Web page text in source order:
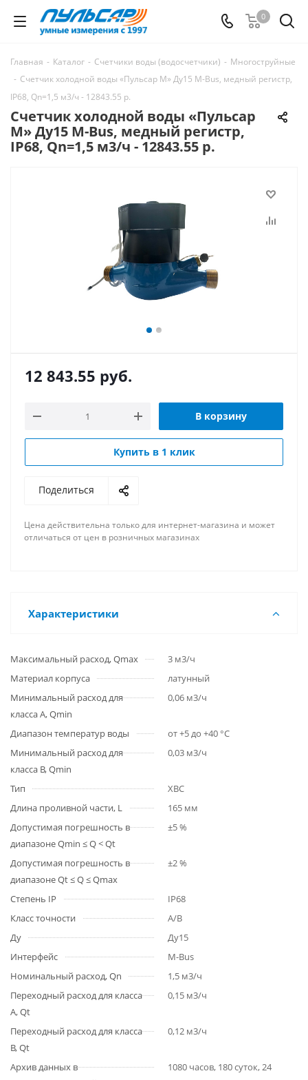
0
Главная - Каталог - Счетчики воды (водосчетчики) - Многоструйные
- Счетчик холодной воды «Пульсар М» Ду15 M-Bus, медный регистр,
IP68, Qn=1,5 м3/ч - 12843.55 р.
Счетчик холодной воды «Пульсар
М» Ду15 M-Bus, медный регистр,
IP68, Qn=1,5 м3/ч - 12843.55 р.
12 843.55 руб.
В корзину
Купить в 1 клик
Поделиться
Цена действительна только для интернет-магазина и может
отличаться от цен в розничных магазинах
Характеристики
Максимальный расход, Qmax
3 м3/ч
Материал корпуса
латунный
Минимальный расход для
класса A, Qmin
0,06 м3/ч
Диапазон температур воды
от +5 до +40 °С
Минимальный расход для
класса B, Qmin
0,03 м3/ч
Тип
ХВС
Длина проливной части, L
165 мм
Допустимая погрешность в
диапазоне Qmin ≤ Q < Qt
±5 %
Допустимая погрешность в
диапазоне Qt ≤ Q ≤ Qmax
±2 %
Степень IP
IP68
Класс точности
A/B
Ду
Ду15
Интерфейс
M-Bus
Номинальный расход, Qn
1,5 м3/ч
Переходный расход для класса
A, Qt
0,15 м3/ч
Переходный расход для класса
B, Qt
0,12 м3/ч
Архив данных в
1080 часов, 180 суток, 24